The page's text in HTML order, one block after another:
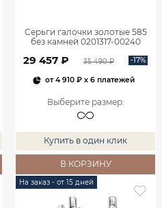
Серьги галочки золотые 585
без камней 0201317-00240
29 457 ₽ 35 490 ₽ -17%
от4 910 ₽x 6 платежей
Выберите размер:
Купить в один клик
В КОРЗИНУ
На заказ - от 15 дней